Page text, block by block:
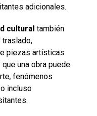
adicionales.
culturaltambién
piezas artísticas.
una obra puede
fenómenos
incluso